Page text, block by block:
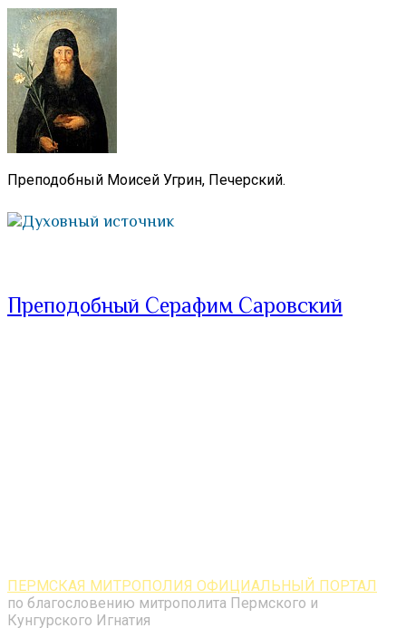
Преподобный Моисей Угрин, Печерский.
Духовный источник
Преподобный Серафим Саровский
ПЕРМСКАЯ МИТРОПОЛИЯ ОФИЦИАЛЬНЫЙ ПОРТАЛ
по благословению митрополита Пермского и
Кунгурского Игнатия